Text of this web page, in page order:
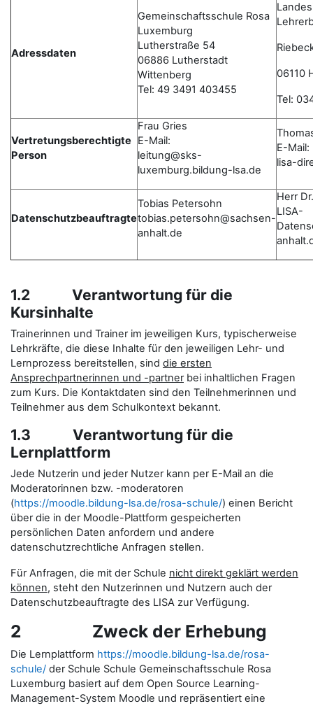
Adressdaten
Gemeinschaftsschule Rosa
Luxemburg
Lutherstraße 54
06886 Lutherstadt
Wittenberg
Tel: 49 3491 403455
06110
Tel:
Vertretungsberechtigte
Person
Frau Gries
E-Mail:
leitung@sks-
luxemburg.bildung-lsa.de
E-Mail:
lisa-
Datenschutzbeauftragte
Tobias Petersohn
tobias.petersohn@sachsen-
anhalt.de
Herr
LISA-
1.2 Verantwortung für die
Kursinhalte
Trainerinnen und Trainer im jeweiligen Kurs, typischerweise
Lehrkräfte, die diese Inhalte für den jeweiligen Lehr- und
Lernprozess bereitstellen, sind die ersten
Ansprechpartnerinnen und -partnerbei inhaltlichen Fragen
zum Kurs. Die Kontaktdaten sind den Teilnehmerinnen und
Teilnehmer aus dem Schulkontext bekannt.
1.3 Verantwortung für die
Lernplattform
Jede Nutzerin und jeder Nutzer kann per E-Mail an die
Moderatorinnen bzw. -moderatoren
(https://moodle.bildung-lsa.de/rosa-schule/) einen Bericht
über die in der Moodle-Plattform gespeicherten
persönlichen Daten anfordern und andere
datenschutzrechtliche Anfragen stellen.
Für Anfragen, die mit der Schule nicht direkt geklärt werden
können, steht den Nutzerinnen und Nutzern auch der
Datenschutzbeauftragte des LISA zur Verfügung.
2 Zweck der Erhebung
Die Lernplattform https://moodle.bildung-lsa.de/rosa-
schule/ der Schule Schule Gemeinschaftsschule Rosa
Luxemburg basiert auf dem Open Source Learning-
Management-System Moodle und repräsentiert eine